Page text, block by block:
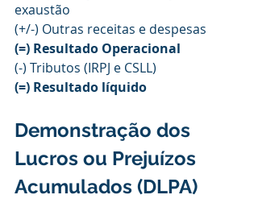
exaustão
(+/-) Outras receitas e despesas
(=) Resultado Operacional
(-) Tributos (IRPJ e CSLL)
(=) Resultado líquido
Demonstração dos
Lucros ou Prejuízos
Acumulados (DLPA)